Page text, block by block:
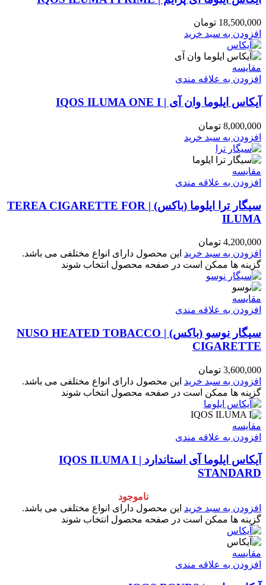
18,500,000 تومان
افزودن به سبد خرید
مقایسه
افزودن به علاقه مندی
آیکاس ایلوما وان آی | IQOS ILUMA ONE I
8,000,000 تومان
افزودن به سبد خرید
مقایسه
افزودن به علاقه مندی
سیگار ترا ایلوما (باکس) | TEREA CIGARETTE FOR
ILUMA
4,200,000 تومان
افزودن به سبد خرید این محصول دارای انواع مختلفی می باشد.
گزینه ها ممکن است در صفحه محصول انتخاب شوند
مقایسه
افزودن به علاقه مندی
سیگار نوسو (باکس) | NUSO HEATED TOBACCO
CIGARETTE
3,600,000 تومان
افزودن به سبد خرید این محصول دارای انواع مختلفی می باشد.
گزینه ها ممکن است در صفحه محصول انتخاب شوند
مقایسه
افزودن به علاقه مندی
آیکاس ایلوما آی استاندارد | IQOS ILUMA I
STANDARD
ناموجود
افزودن به سبد خرید این محصول دارای انواع مختلفی می باشد.
گزینه ها ممکن است در صفحه محصول انتخاب شوند
مقایسه
افزودن به علاقه مندی